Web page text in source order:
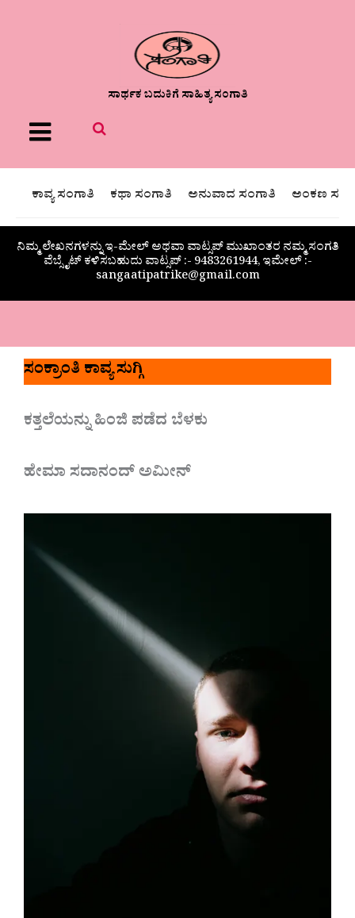
ಸಾರ್ಥಕ ಬದುಕಿಗೆ ಸಾಹಿತ್ಯ ಸಂಗಾತಿ
Menu
ಕಾವ್ಯ ಸಂಗಾತಿ ಕಥಾ ಸಂಗಾತಿ ಅನುವಾದ ಸಂಗಾತಿ ಅಂಕಣ
ನಿಮ್ಮ ಲೇಖನಗಳನ್ನು ಇ-ಮೇಲ್ ಅಥವಾ ವಾಟ್ಸಪ್ ಮುಖಾಂತರ ನಮ್ಮ ಸಂಗತಿ
ವೆಬ್ಸೈಟ್ ಕಳಿಸಬಹುದು ವಾಟ್ಸಪ್‌ :- 9483261944, ಇಮೇಲ್ :-
sangaatipatrike@gmail.com
ಸಂಕ್ರಾಂತಿ ಕಾವ್ಯ ಸುಗ್ಗಿ
ಕತ್ತಲೆಯನ್ನು ಹಿಂಜಿ ಪಡೆದ ಬೆಳಕು
ಹೇಮಾ ಸದಾನಂದ್ ಅಮೀನ್